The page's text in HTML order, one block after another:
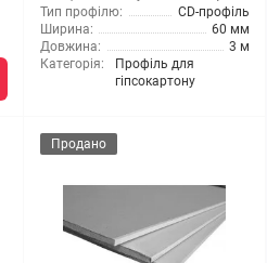
Тип профілю:
CD-профіль
Ширина:
60 мм
Довжина:
3 м
Категорія:
Профіль для
гіпсокартону
Продано